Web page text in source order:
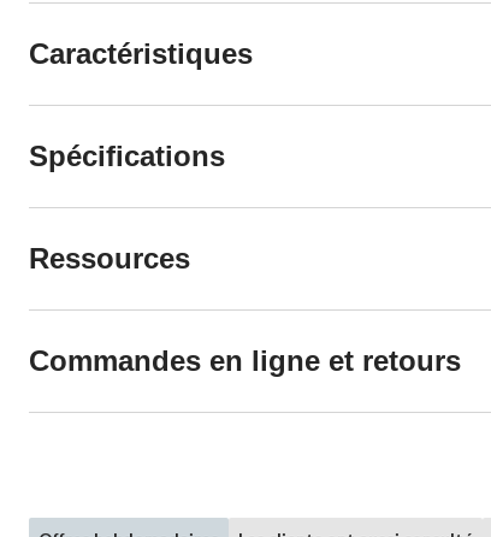
Caractéristiques
Spécifications
Ressources
Commandes en ligne et retours